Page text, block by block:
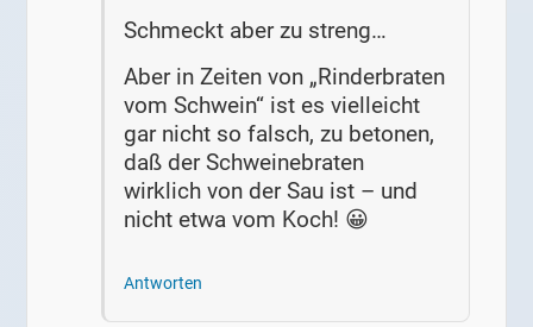
Schmeckt aber zu streng…
Aber in Zeiten von „Rinderbraten
vom Schwein“ ist es vielleicht
gar nicht so falsch, zu betonen,
daß der Schweinebraten
wirklich von der Sau ist – und
nicht etwa vom Koch! 😀
Antworten